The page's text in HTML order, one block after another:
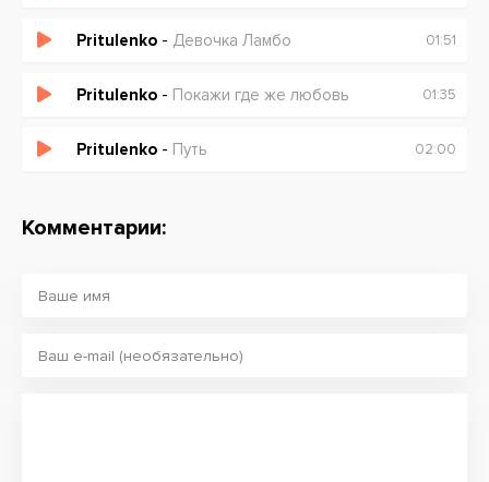
Pritulenko - Девочка Ламбо 01:51
Pritulenko - Покажи где же любовь 01:35
Pritulenko - Путь 02:00
Комментарии: